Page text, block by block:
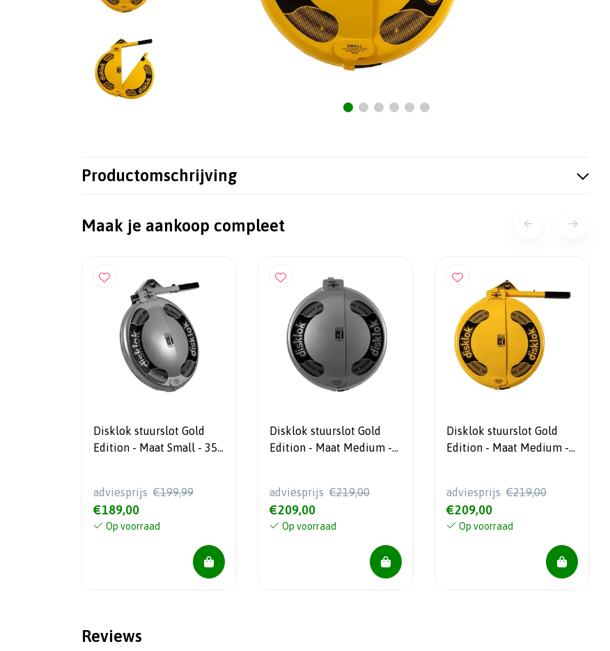
Productomschrijving
Maak je aankoop compleet
Disklok stuurslot Gold
Edition - Maat Small - 35-
adviesprijs €199,99
€189,00
Op voorraad
Disklok stuurslot Gold
Edition - Maat Medium -
adviesprijs €219,00
€209,00
Op voorraad
Disklok stuurslot Gold
Edition - Maat Medium -
adviesprijs €219,00
€209,00
Op voorraad
Reviews